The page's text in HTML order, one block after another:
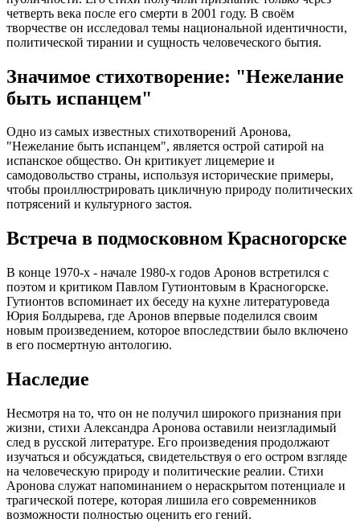
четверть века после его смерти в 2001 году. В своём
творчестве он исследовал темы национальной идентичности,
политической тирании и сущность человеческого бытия.
Значимое стихотворение: "Нежелание
быть испанцем"
Одно из самых известных стихотворений Аронова,
"Нежелание быть испанцем", является острой сатирой на
испанское общество. Он критикует лицемерие и
самодовольство страны, используя исторические примеры,
чтобы проиллюстрировать цикличную природу политических
потрясений и культурного застоя.
Встреча в подмосковном Красногорске
В конце 1970-х - начале 1980-х годов Аронов встретился с
поэтом и критиком Павлом Гутионтовым в Красногорске.
Гутионтов вспоминает их беседу на кухне литературоведа
Юрия Болдырева, где Аронов впервые поделился своим
новым произведением, которое впоследствии было включено
в его посмертную антологию.
Наследие
Несмотря на то, что он не получил широкого признания при
жизни, стихи Александра Аронова оставили неизгладимый
след в русской литературе. Его произведения продолжают
изучаться и обсуждаться, свидетельствуя о его остром взгляде
на человеческую природу и политические реалии. Стихи
Аронова служат напоминанием о нераскрытом потенциале и
трагической потере, которая лишила его современников
возможности полностью оценить его гений.